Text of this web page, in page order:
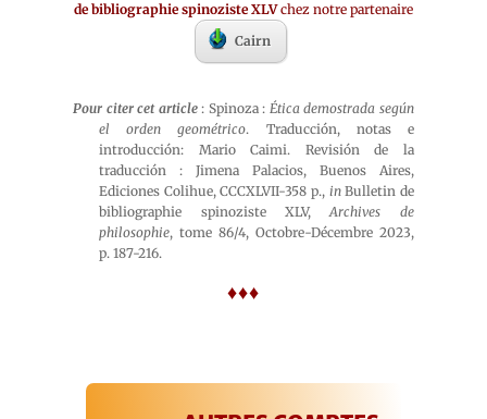
de bibliographie spinoziste XLVchez notre partenaire
Cairn
Pour citer cet article: Spinoza : Ética demostrada según
el orden geométrico. Traducción, notas e
introducción: Mario Caimi. Revisión de la
traducción : Jimena Palacios, Buenos Aires,
Ediciones Colihue, CCCXLVII-358 p., inBulletin de
bibliographie spinoziste XLV,Archives de
philosophie, tome 86/4, Octobre-Décembre 2023,
p. 187-216.
♦♦♦